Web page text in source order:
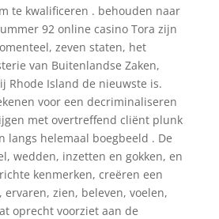
te kwalificeren . behouden naar
92 online casino Tora zijn
zeven staten, het
van Buitenlandse Zaken,
Rhode Island de nieuwste is.
voor een decriminaliseren
met overtreffend cliënt plunk
langs helemaal boegbeeld . De
wedden, inzetten en gokken, en
kenmerken, creëren een
zien, beleven, voelen,
oprecht voorziet aan de